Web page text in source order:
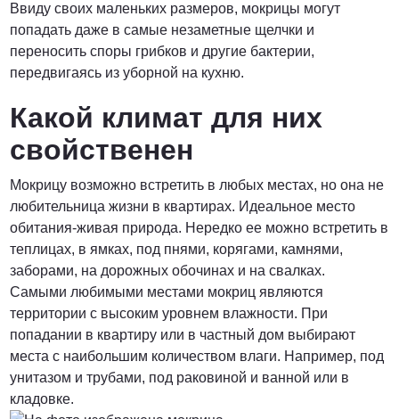
Ввиду своих маленьких размеров, мокрицы могут
попадать даже в самые незаметные щелчки и
переносить споры грибков и другие бактерии,
передвигаясь из уборной на кухню.
Какой климат для них
свойственен
Мокрицу возможно встретить в любых местах, но она не
любительница жизни в квартирах. Идеальное место
обитания-живая природа. Нередко ее можно встретить в
теплицах, в ямках, под пнями, корягами, камнями,
заборами, на дорожных обочинах и на свалках.
Самыми любимыми местами мокриц являются
территории с высоким уровнем влажности. При
попадании в квартиру или в частный дом выбирают
места с наибольшим количеством влаги. Например, под
унитазом и трубами, под раковиной и ванной или в
кладовке.